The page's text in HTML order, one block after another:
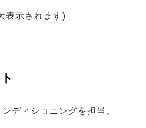
表示されます)
ディショニングを担当。